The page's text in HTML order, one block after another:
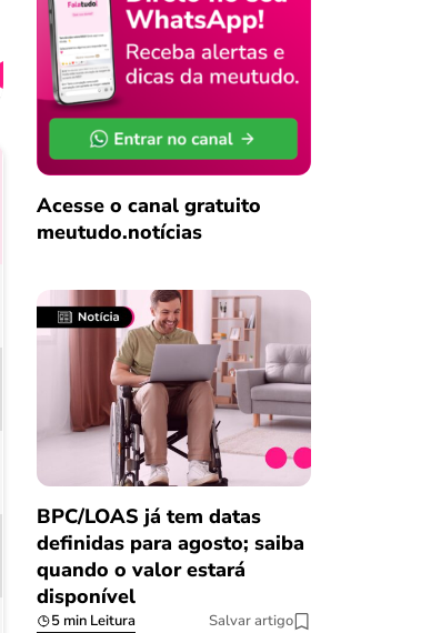
Acesse o canal gratuito
meutudo.notícias
BPC/LOAS já tem datas
definidas para agosto; saiba
quando o valor estará
disponível
5 min Leitura Salvar artigo